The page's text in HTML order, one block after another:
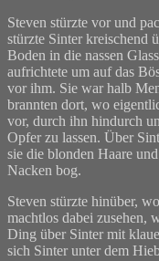
Steven stürzte vor und
stürzte Sinter kreischend
Boden in die nassen
aufrichtete um auf das
vor ihm. Sie war halb
brannten dort, wo
vor, durch ihn hindurch
Opfer zu lassen. Über
sie die blonden Haare
Nacken bog.
Steven stürzte hinüber,
machtlos dabei zusehen,
Ding über Sinter mit
sich Sinter unter dem